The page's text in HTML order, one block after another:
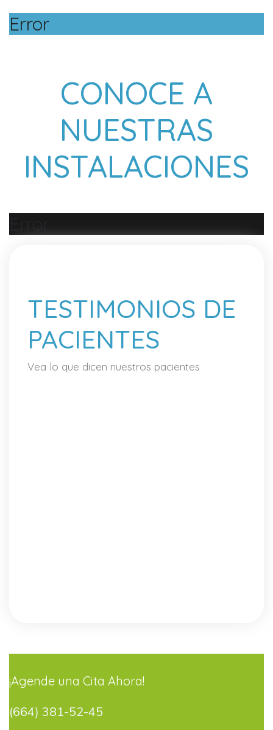
Error
CONOCE A
NUESTRAS
INSTALACIONES
Error
TESTIMONIOS DE
PACIENTES
Vea lo que dicen nuestros pacientes
¡Agende una Cita Ahora!
(664) 381-52-45